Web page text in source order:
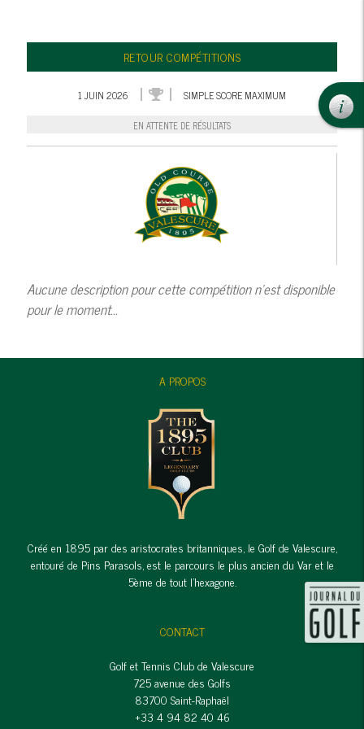
RETOUR COMPÉTITIONS
1 JUIN 2026 SIMPLE SCORE MAXIMUM
EN ATTENTE DE RÉSULTATS
Aucune description pour cette compétition n'est disponible
pour le moment...
A PROPOS
Créé en 1895 par des aristocrates britanniques, le Golf de Valescure,
entouré de Pins Parasols, est le parcours le plus ancien du Var et le
5ème de tout l'hexagone.
CONTACT
Golf et Tennis Club de Valescure
725 avenue des Golfs
83700 Saint-Raphaël
+33 4 94 82 40 46